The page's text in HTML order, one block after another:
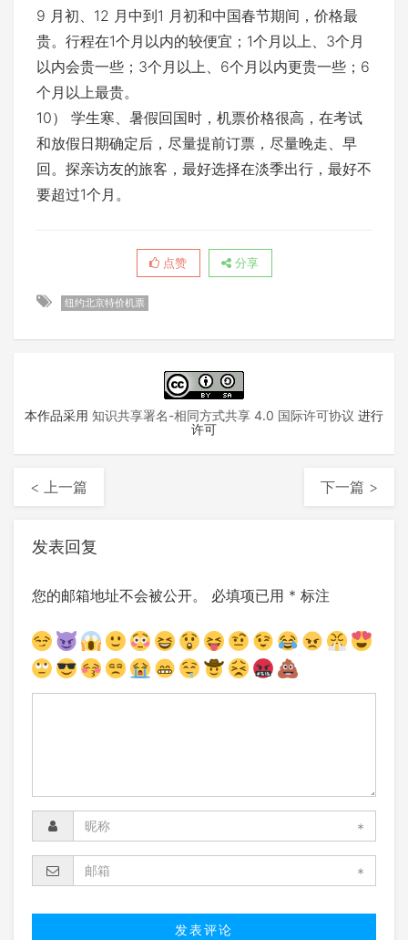
9 月初、12 月中到1 月初和中国春节期间，价格最
贵。行程在1个月以内的较便宜；1个月以上、3个月
以内会贵一些；3个月以上、6个月以内更贵一些；6
个月以上最贵。
10） 学生寒、暑假回国时，机票价格很高，在考试
和放假日期确定后，尽量提前订票，尽量晚走、早
回。探亲访友的旅客，最好选择在淡季出行，最好不
要超过1个月。
点赞 分享
纽约北京特价机票
本作品采用 知识共享署名-相同方式共享 4.0 国际许可协议 进行
许可
< 上一篇 下一篇 >
发表回复
您的邮箱地址不会被公开。 必填项已用 * 标注
*
*